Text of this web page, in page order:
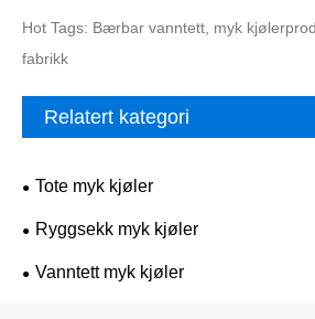
Hot Tags: Bærbar vanntett, myk
fabrikk
Relatert kategori
Tote myk kjøler
Ryggsekk myk kjøler
Vanntett myk kjøler